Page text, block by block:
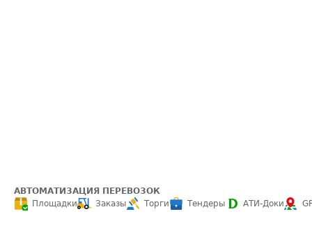
АВТОМАТИЗАЦИЯ ПЕРЕВОЗОК
Площадки
Заказы Торги Тендеры АТИ-Доки